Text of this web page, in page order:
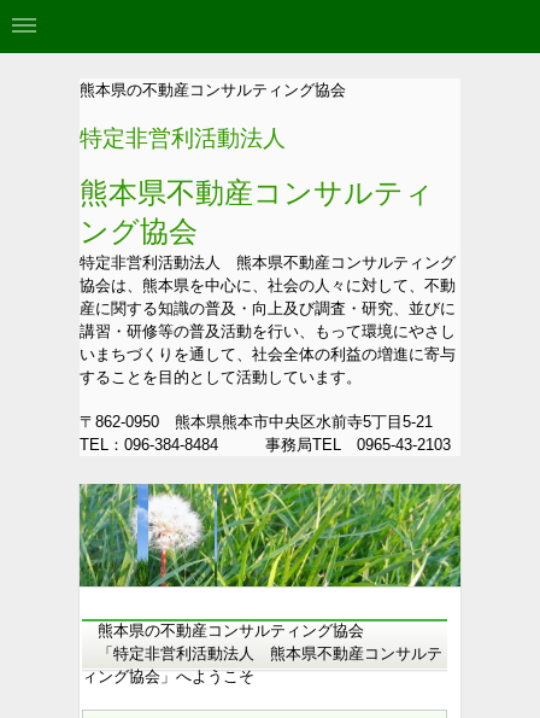
熊本県の不動産コンサルティング協会
特定非営利活動法人
熊本県不動産コンサルティ
ング協会
特定非営利活動法人 熊本県不動産コンサルティング
協会は、熊本県を中心に、社会の人々に対して、不動
産に関する知識の普及・向上及び調査・研究、並びに
講習・研修等の普及活動を行い、もって環境にやさし
いまちづくりを通して、社会全体の利益の増進に寄与
することを目的として活動しています。
〒862-0950 熊本県熊本市中央区水前寺5丁目5-21
TEL：096-384-8484 事務局TEL 0965-43-2103
熊本県の不動産コンサルティング協会
「特定非営利活動法人 熊本県不動産コンサルテ
ィング協会」へようこそ